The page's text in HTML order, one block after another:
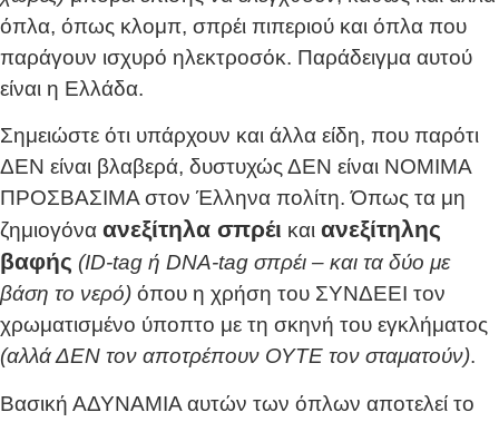
όπλα, όπως κλομπ, σπρέι πιπεριού και όπλα που
παράγουν ισχυρό ηλεκτροσόκ. Παράδειγμα αυτού
είναι η Ελλάδα.
Σημειώστε ότι υπάρχουν και άλλα είδη, που παρότι
ΔΕΝ είναι βλαβερά, δυστυχώς ΔΕΝ είναι ΝΟΜΙΜΑ
ΠΡΟΣΒΑΣΙΜΑ στον Έλληνα πολίτη. Όπως τα μη
ζημιογόνα ανεξίτηλα σπρέι και ανεξίτηλης
βαφής (ID-tag ή DNA-tag σπρέι – και τα δύο με
βάση το νερό) όπου η χρήση του ΣΥΝΔΕΕΙ τον
χρωματισμένο ύποπτο με τη σκηνή του εγκλήματος
(αλλά ΔΕΝ τον αποτρέπουν ΟΥΤΕ τον σταματούν).
Βασική ΑΔΥΝΑΜΙΑ αυτών των όπλων αποτελεί το